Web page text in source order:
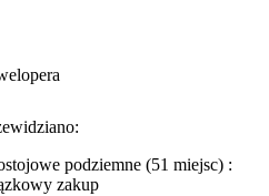
podziemne (51 miejsc) :
zakup